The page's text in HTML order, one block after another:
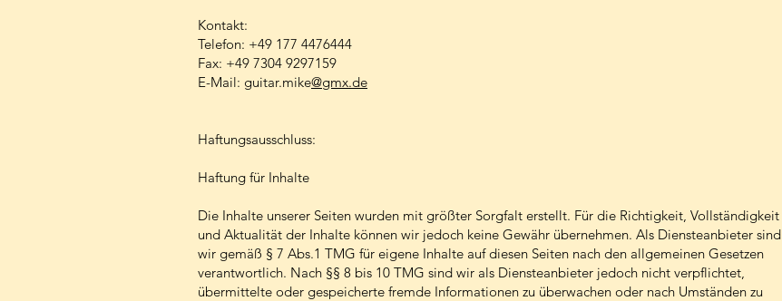
Kontakt:
Telefon: ‭+49 177 4476444‬
Fax: ‭+49 7304 9297159‬
E-Mail: guitar.mike@gmx.de
Haftungsausschluss:
Haftung für Inhalte
Die Inhalte unserer Seiten wurden mit größter Sorgfalt erstellt. Für die Richtigkeit, Vollständigkeit
und Aktualität der Inhalte können wir jedoch keine Gewähr übernehmen. Als Diensteanbieter sind
wir gemäß § 7 Abs.1 TMG für eigene Inhalte auf diesen Seiten nach den allgemeinen Gesetzen
verantwortlich. Nach §§ 8 bis 10 TMG sind wir als Diensteanbieter jedoch nicht verpflichtet,
übermittelte oder gespeicherte fremde Informationen zu überwachen oder nach Umständen zu